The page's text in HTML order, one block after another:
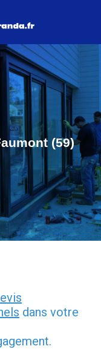
(59)
dans votre